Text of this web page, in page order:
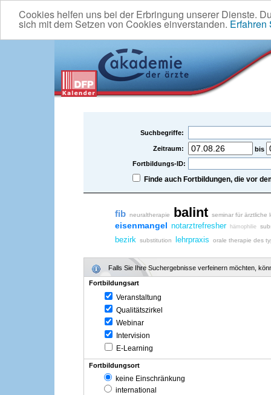
Cookies helfen uns bei der Erbringung unserer Dienste.
sich mit dem Setzen von Cookies einverstanden. Erfahren
Suchbegriffe:
Zeitraum:
bis
Fortbildungs-ID:
Finde auch Fortbildungen, die vor
fib neuraltherapie balint seminar für ärztliche
eisenmangel notarztrefresher hämophilie
bezirk substitution lehrpraxis orale therapie des
Falls Sie Ihre Suchergebnisse verfeinern möchten,
Fortbildungsart
Veranstaltung
Qualitätszirkel
Webinar
Intervision
E-Learning
Fortbildungsort
keine Einschränkung
international